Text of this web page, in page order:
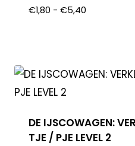
€1,80 - €5,40
DE IJSCOWAGEN:
TJE / PJE LEVEL 2